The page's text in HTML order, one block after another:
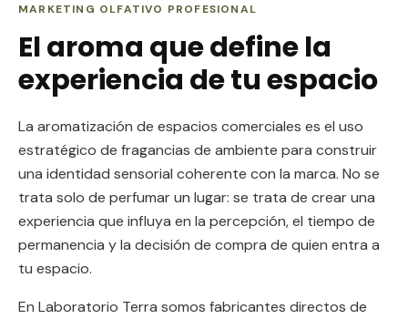
MARKETING OLFATIVO PROFESIONAL
El aroma que define la
experiencia de tu espacio
La aromatización de espacios comerciales es el uso
estratégico de fragancias de ambiente para construir
una identidad sensorial coherente con la marca. No se
trata solo de perfumar un lugar: se trata de crear una
experiencia que influya en la percepción, el tiempo de
permanencia y la decisión de compra de quien entra a
tu espacio.
En Laboratorio Terra somos fabricantes directos de